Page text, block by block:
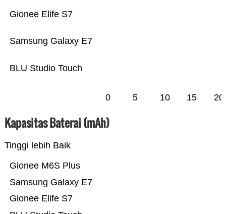
BLU Studio Touch
Samsung Galaxy E7
Gionee Elife S7
0 5 10 15 20
Kapasitas Baterai (mAh)
Tinggi lebih Baik
Gionee Elife S7
Samsung Galaxy E7
Gionee M6S Plus